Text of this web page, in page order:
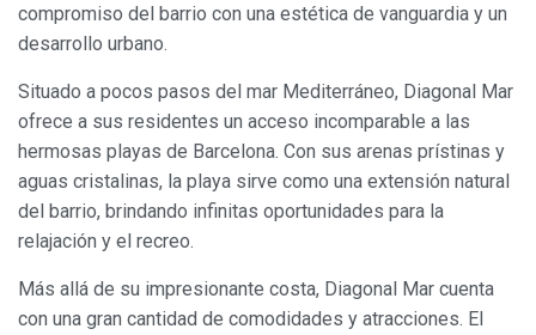
compromiso del barrio con una estética de vanguardia y un
desarrollo urbano.
Situado a pocos pasos del mar Mediterráneo, Diagonal Mar
ofrece a sus residentes un acceso incomparable a las
hermosas playas de Barcelona. Con sus arenas prístinas y
aguas cristalinas, la playa sirve como una extensión natural
del barrio, brindando infinitas oportunidades para la
relajación y el recreo.
Más allá de su impresionante costa, Diagonal Mar cuenta
con una gran cantidad de comodidades y atracciones. El